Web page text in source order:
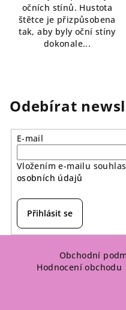
očních stínů. Hustota
štětce je přizpůsobena
tak, aby byly oční stíny
dokonale...
Odebírat
E-mail
Vložením e-mailu
osobních údajů
Přihlásit se
Obchodní
Hodnocení obchodu